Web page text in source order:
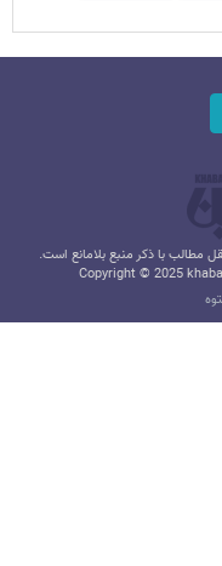
مطالب با ذکر منبع بلامانع است.
Copyright © 2025